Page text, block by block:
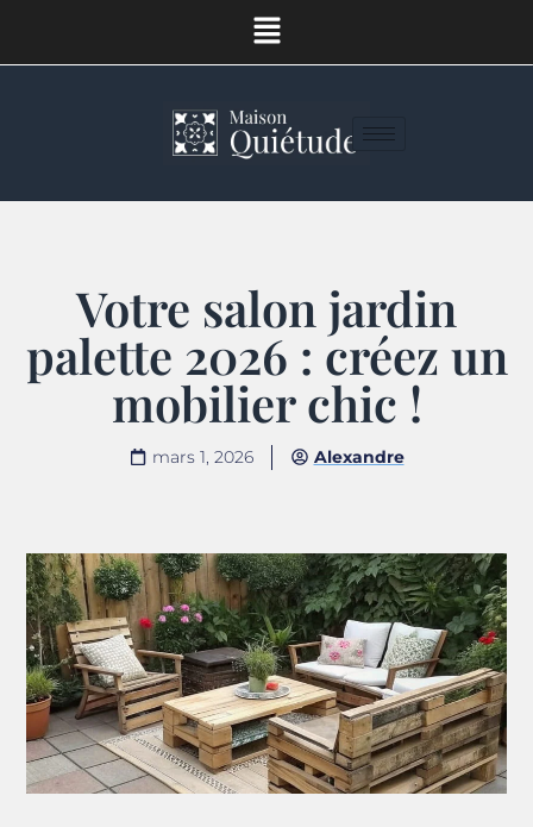
Votre salon jardin
palette 2026 : créez un
mobilier chic !
mars 1, 2026 Alexandre